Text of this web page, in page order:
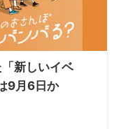
新しいイベ
9月6日か